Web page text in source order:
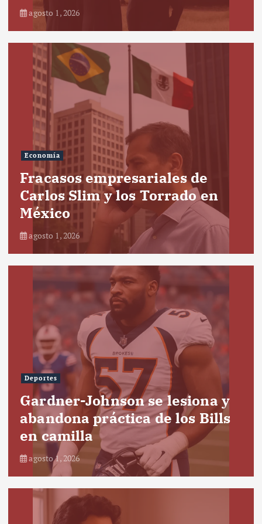
agosto 1, 2026
Economía
Fracasos empresariales de
Carlos Slim y los Torrado en
México
agosto 1, 2026
Deportes
Gardner-Johnson se lesiona y
abandona práctica de los Bills
en camilla
agosto 1, 2026